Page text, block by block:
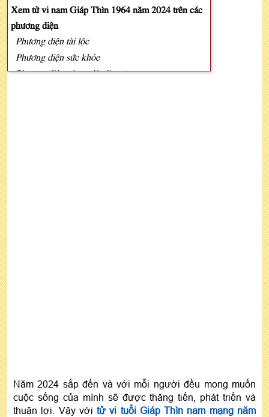
Xem tử vi nam Giáp Thìn 1964 năm 2024 trên các
phương diện
Phương diện tài lộc
Phương diện sức khỏe
Phương diện công việc làm ăn
Phong thủy hợp tuổi Giáp Thìn nam mạng năm
2024
Nam mạng tuổi 1964 làm ăn năm 2024 hợp tuổi
Năm 2024 sắp đến và với mỗi người đều mong muốn
cuộc sống của mình sẽ được thăng tiến, phát triển và
thuận lợi. Vậy vớitử vi tuổi Giáp Thìn nam mạng năm